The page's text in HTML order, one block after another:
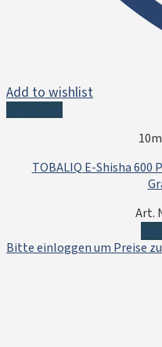
Add to wishlist
TOBALIQ E-Shisha 600
Art.
Bitte einloggen um Preise